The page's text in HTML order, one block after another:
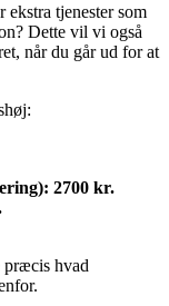
tjenester som
Dette vil vi også
når du går ud for at
2700 kr.
præcis hvad